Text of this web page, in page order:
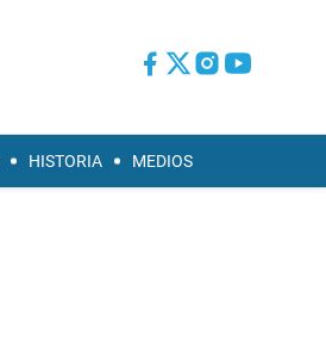
HISTORIA MEDIOS